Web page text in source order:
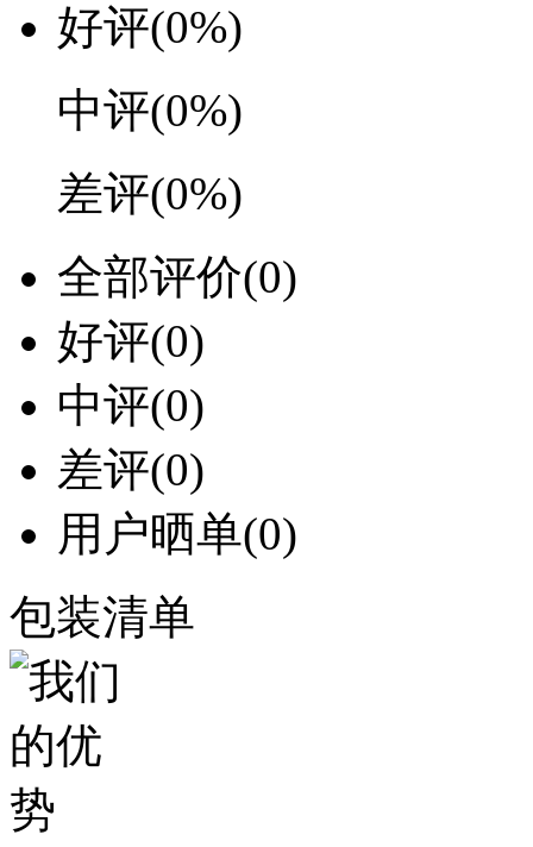
好评(0%)
中评(0%)
差评(0%)
全部评价(0)
好评(0)
中评(0)
差评(0)
用户晒单(0)
包装清单